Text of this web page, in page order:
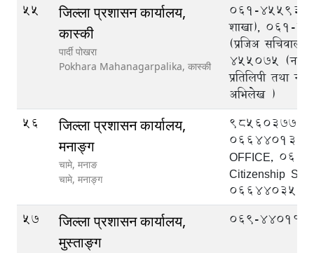
55
जिल्ला प्रशासन कार्यालय,
कास्की
पार्दी पोखरा
Pokhara Mahanagarpalika, कास्की
061-455936
शाखा), 061-
(प्रजिअ
455075
प्रतिलिपी तथा
अभिलेख )
56
जिल्ला प्रशासन कार्यालय,
मनाङ्ग
चामे, मनाङ
चामे, मनाङ्ग
066440139
OFFICE,
Citizenship
066440357
57
जिल्ला प्रशासन कार्यालय,
मुस्ताङ्ग
069-440114